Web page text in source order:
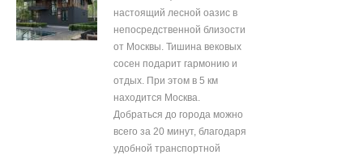
настоящий лесной оазис в
непосредственной близости
от Москвы. Тишина вековых
сосен подарит гармонию и
отдых. При этом в 5 км
находится Москва.
Добраться до города можно
всего за 20 минут, благодаря
удобной транспортной